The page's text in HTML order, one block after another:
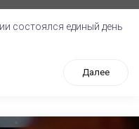
состоялся единый день
Далее